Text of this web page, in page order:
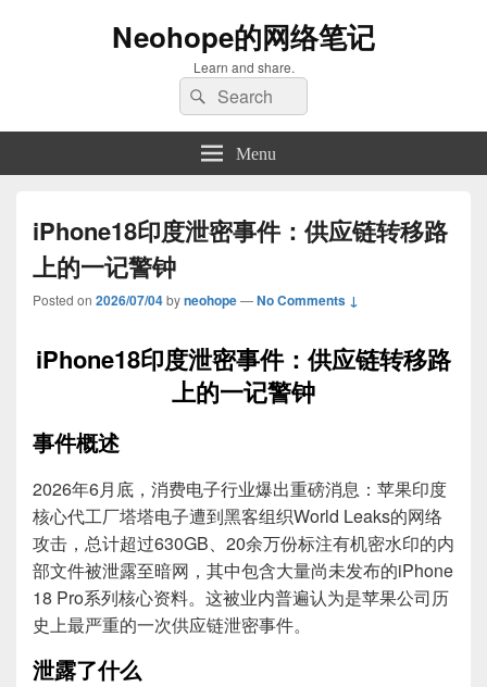
Neohope的网络笔记
Learn and share.
Search
for:
Search
Menu
iPhone18印度泄密事件：供应链转移路
上的一记警钟
Posted on 2026/07/04byneohope—No Comments ↓
iPhone18印度泄密事件：供应链转移路
上的一记警钟
事件概述
2026年6月底，消费电子行业爆出重磅消息：苹果印度
核心代工厂塔塔电子遭到黑客组织World Leaks的网络
攻击，总计超过630GB、20余万份标注有机密水印的内
部文件被泄露至暗网，其中包含大量尚未发布的iPhone
18 Pro系列核心资料。这被业内普遍认为是苹果公司历
史上最严重的一次供应链泄密事件。
泄露了什么